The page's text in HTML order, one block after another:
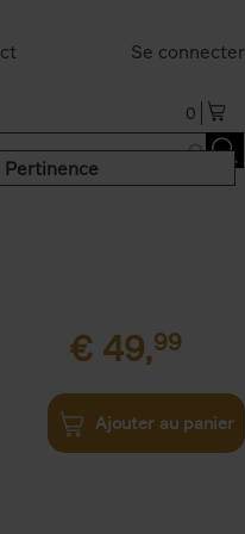
Se connecter
0
Pertinence
€ 49,99
Ajouter au panier